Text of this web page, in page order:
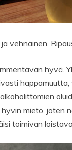
vehnäinen.
hyvä.
mieto, joten
toimivan